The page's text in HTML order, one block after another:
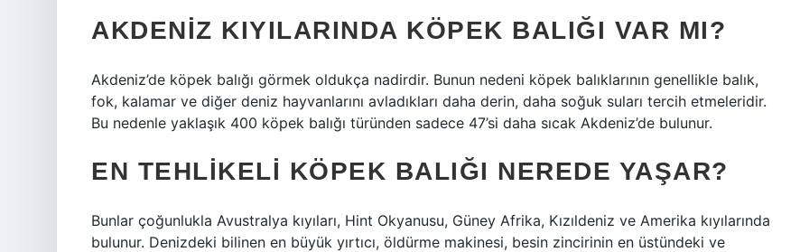
AKDENIZ KIYILARINDA KÖPEK BALIĞI VAR MI?
Akdeniz’de köpek balığı görmek oldukça nadirdir. Bunun nedeni köpek balıklarının genellikle balık,
fok, kalamar ve diğer deniz hayvanlarını avladıkları daha derin, daha soğuk suları tercih etmeleridir.
Bu nedenle yaklaşık 400 köpek balığı türünden sadece 47’si daha sıcak Akdeniz’de bulunur.
EN TEHLIKELI KÖPEK BALIĞI NEREDE YAŞAR?
Bunlar çoğunlukla Avustralya kıyıları, Hint Okyanusu, Güney Afrika, Kızıldeniz ve Amerika kıyılarında
bulunur. Denizdeki bilinen en büyük yırtıcı, öldürme makinesi, besin zincirinin en üstündeki ve